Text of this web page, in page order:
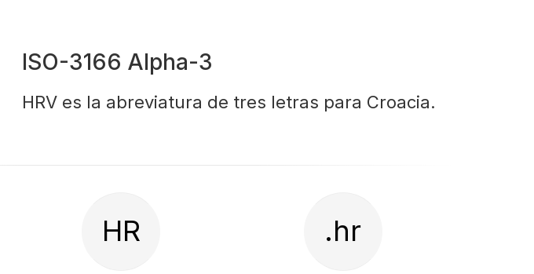
ISO-3166 Alpha-3
HRV es la abreviatura de tres letras para Croacia.
HR .hr